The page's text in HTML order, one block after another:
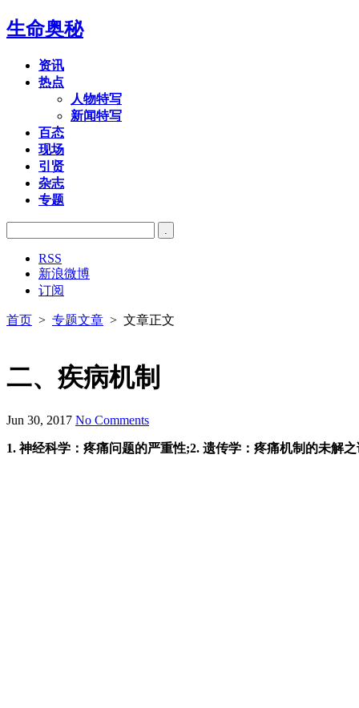
生命奥秘
资讯
热点
人物特写
新闻特写
百态
现场
引贤
杂志
专题
RSS
新浪微博
订阅
首页 > 专题文章 > 文章正文
二、疾病机制
Jun 30, 2017 No Comments
1. 神经科学：疼痛问题的严重性;2. 遗传学：疼痛机制的未解